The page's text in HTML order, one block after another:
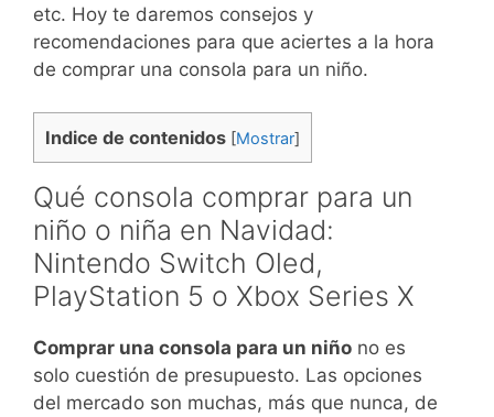
etc. Hoy te daremos consejos y
recomendaciones para que aciertes a la hora
de comprar una consola para un niño.
Indice de contenidos [Mostrar]
Qué consola comprar para un
niño o niña en Navidad:
Nintendo Switch Oled,
PlayStation 5 o Xbox Series X
Comprar una consola para un niño no es
solo cuestión de presupuesto. Las opciones
del mercado son muchas, más que nunca, de